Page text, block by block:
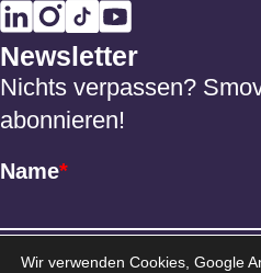
Newsletter
Nichts verpassen?
abonnieren!
Name*
Wir verwenden Cookies, Google